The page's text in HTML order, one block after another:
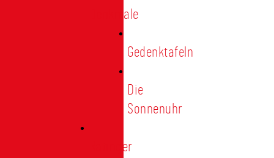
Denkmale
Gedenktafeln
Die
Sonnenuhr
Ratinger